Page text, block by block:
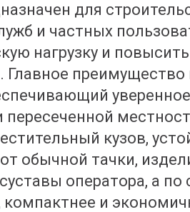
для
и частных
нагрузку и повысить
Главное
пересеченной
кузов,
обычной тачки,
оператора, а
и